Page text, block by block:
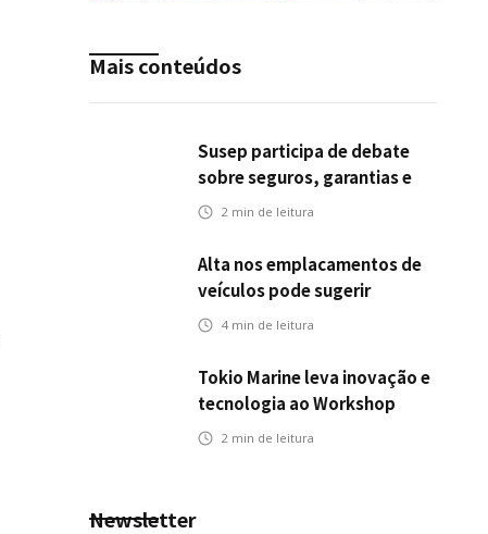
Mais conteúdos
Susep participa de debate
sobre seguros, garantias e
riscos em infraestrutura de
2 min de leitura
Alta nos emplacamentos de
veículos pode sugerir
oportunidades para o seguro
4 min de leitura
Tokio Marine leva inovação e
tecnologia ao Workshop
Integrativo da Poli-USP
2 min de leitura
Newsletter